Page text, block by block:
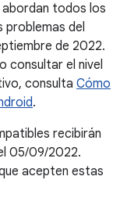
todos los
del
de 2022.
consultar el nivel
consulta Cómo
.
recibirán
05/09/2022.
acepten estas